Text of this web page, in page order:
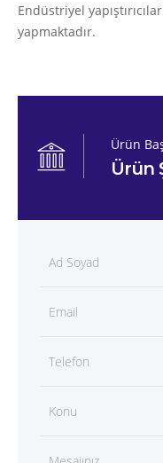
Endüstriyel
yapmaktadır.
Ürün
Ürün